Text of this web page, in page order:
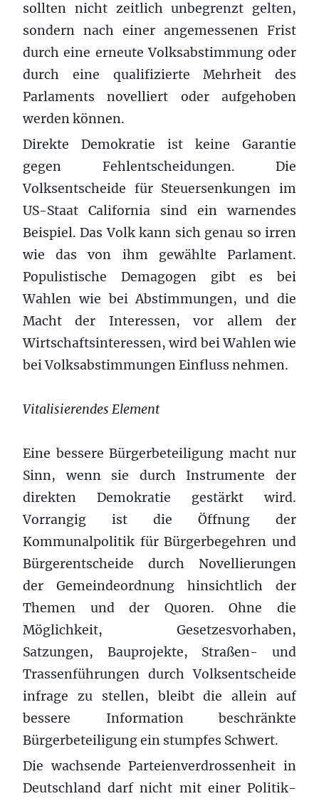
sollten nicht zeitlich unbegrenzt gelten,
sondern nach einer angemessenen Frist
durch eine erneute Volksabstimmung oder
durch eine qualifizierte Mehrheit des
Parlaments novelliert oder aufgehoben
werden können.
Direkte Demokratie ist keine Garantie
gegen Fehlentscheidungen. Die
Volksentscheide für Steuersenkungen im
US-Staat California sind ein warnendes
Beispiel. Das Volk kann sich genau so irren
wie das von ihm gewählte Parlament.
Populistische Demagogen gibt es bei
Wahlen wie bei Abstimmungen, und die
Macht der Interessen, vor allem der
Wirtschaftsinteressen, wird bei Wahlen wie
bei Volksabstimmungen Einfluss nehmen.
Vitalisierendes Element
Eine bessere Bürgerbeteiligung macht nur
Sinn, wenn sie durch Instrumente der
direkten Demokratie gestärkt wird.
Vorrangig ist die Öffnung der
Kommunalpolitik für Bürgerbegehren und
Bürgerentscheide durch Novellierungen
der Gemeindeordnung hinsichtlich der
Themen und der Quoren. Ohne die
Möglichkeit, Gesetzesvorhaben,
Satzungen, Bauprojekte, Straßen- und
Trassenführungen durch Volksentscheide
infrage zu stellen, bleibt die allein auf
bessere Information beschränkte
Bürgerbeteiligung ein stumpfes Schwert.
Die wachsende Parteienverdrossenheit in
Deutschland darf nicht mit einer Politik-